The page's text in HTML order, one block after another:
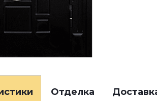
Отделка